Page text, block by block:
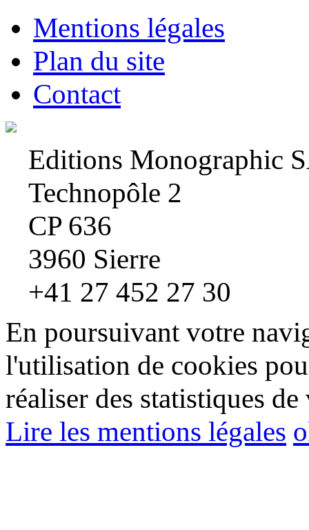
Mentions légales
Plan du site
Contact
Editions Monographic
Technopôle 2
CP 636
3960 Sierre
+41 27 452 27 30
En poursuivant votre
l'utilisation de cookies
réaliser des statistiques de
Lire les mentions légales